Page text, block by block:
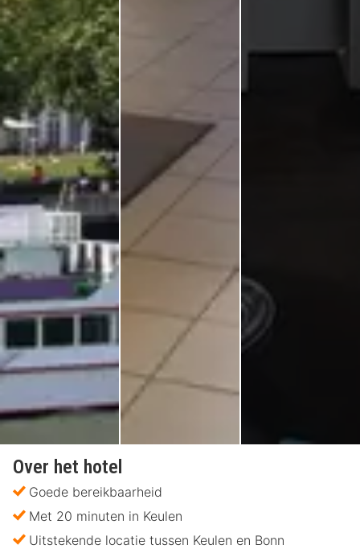
Over het hotel
Goede bereikbaarheid
Met 20 minuten in Keulen
Uitstekende locatie tussen Keulen en Bonn